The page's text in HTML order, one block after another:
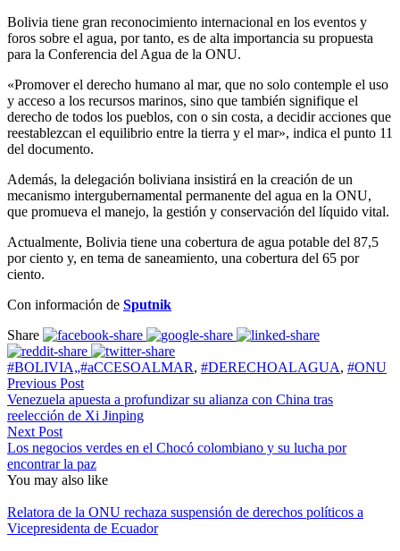
Bolivia tiene gran reconocimiento internacional en los eventos y
foros sobre el agua, por tanto, es de alta importancia su propuesta
para la Conferencia del Agua de la ONU.
«Promover el derecho humano al mar, que no solo contemple el uso
y acceso a los recursos marinos, sino que también signifique el
derecho de todos los pueblos, con o sin costa, a decidir acciones que
reestablezcan el equilibrio entre la tierra y el mar», indica el punto 11
del documento.
Además, la delegación boliviana insistirá en la creación de un
mecanismo intergubernamental permanente del agua en la ONU,
que promueva el manejo, la gestión y conservación del líquido vital.
Actualmente, Bolivia tiene una cobertura de agua potable del 87,5
por ciento y, en tema de saneamiento, una cobertura del 65 por
ciento.
Con información de Sputnik
Share
#BOLIVIA„#aCCESOALMAR, #DERECHOALAGUA, #ONU
Previous Post
Venezuela apuesta a profundizar su alianza con China tras
reelección de Xi Jinping
Next Post
Los negocios verdes en el Chocó colombiano y su lucha por
encontrar la paz
You may also like
Relatora de la ONU rechaza suspensión de derechos políticos a
Vicepresidenta de Ecuador